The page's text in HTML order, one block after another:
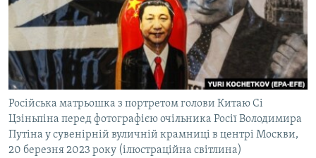
СПЕЦПРОЄКТИ
ПОДКАСТИ
КРИМ РЕАЛІЇ
РУС
УКР
КТАТ
Російська матрьошка з портретом голови Китаю Сі
Цзіньпіна перед фотографією очільника Росії Володимира
Путіна у сувенірній вуличній крамниці в центрі Москви,
20 березня 2023 року (ілюстраційна світлина)